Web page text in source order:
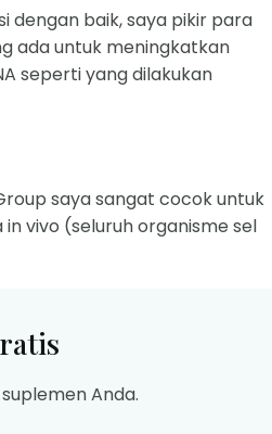
dengan baik, saya pikir para
ada untuk meningkatkan
seperti yang dilakukan
saya sangat cocok untuk
vivo (seluruh organisme sel
Anda.